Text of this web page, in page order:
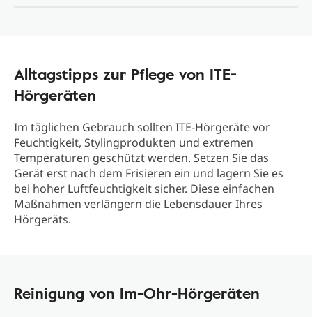
Alltagstipps zur Pflege von ITE-
Hörgeräten
Im täglichen Gebrauch sollten ITE-Hörgeräte vor
Feuchtigkeit, Stylingprodukten und extremen
Temperaturen geschützt werden. Setzen Sie das
Gerät erst nach dem Frisieren ein und lagern Sie es
bei hoher Luftfeuchtigkeit sicher. Diese einfachen
Maßnahmen verlängern die Lebensdauer Ihres
Hörgeräts.
Reinigung von Im-Ohr-Hörgeräten